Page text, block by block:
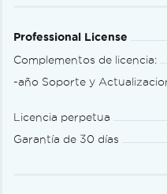
Professional License
Complementos de licencia:
-año Soporte y
Licencia perpetua
Garantía de 30 días